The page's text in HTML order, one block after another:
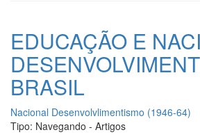
EDUCAÇÃO E
BRASIL
Nacional Desenvolvlimentismo (1946-64)
Tipo: Navegando - Artigos